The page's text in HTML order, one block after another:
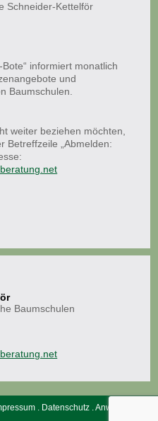
Schneider-Kettelför
informiert monatlich
und
Baumschulen.
weiter beziehen möchten,
Betreffzeile „Abmelden:
Baumschulen
. Datenschutz .Anwohnerinfos